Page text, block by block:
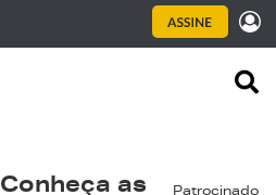
Conheça as
Patrocinado